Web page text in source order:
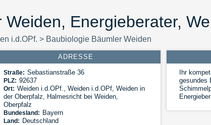
Energieberater,
i.d.OPf. > Baubiologie Bäumler Weiden
ADRESSE
Straße: Sebastianstraße 36
PLZ: 92637
Ort: Weiden i.d.OPf., Weiden i.d.OPf, Weiden in
der Oberpfalz, Halmesricht bei Weiden,
Oberpfalz
Bundesland: Bayern
Land: Deutschland
Ihr
gesundes